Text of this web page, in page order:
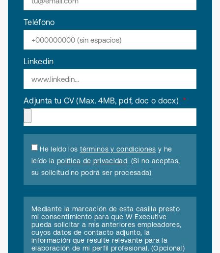
Teléfono
Linkedin
Adjunta tu CV (Max. 4MB, pdf, doc o docx)
He leído los términos y condiciones y he
leído la política de privacidad. (Si no aceptas,
su solicitud no podrá ser procesada)
Mediante la marcación de esta casilla presto
mi consentimiento para que W Executive
pueda solicitar a mis anteriores empleadores,
cuyos datos de contacto adjunto, la
información que resulte relevante para la
elaboración de mi perfil profesional. (Opcional)